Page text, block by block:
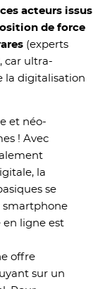
ces acteurs issus
de force
(experts
car ultra-
la digitalisation
et néo-
! Avec
la
se
smartphone
en ligne est
offre
sur un